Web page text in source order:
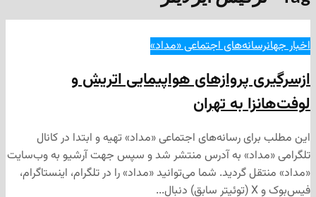
اجتماعی «مداد»
پروازهای هواپیمایی اتریش و
به تهران
رسانه‌های اجتماعی «مداد» تهیه و ابتدا در کانال
به آدرس منتشر شد و سپس جهت آرشیو به وب‌سایت
گردید. شما می‌توانید «مداد» را در تلگرام، اینستاگرام،